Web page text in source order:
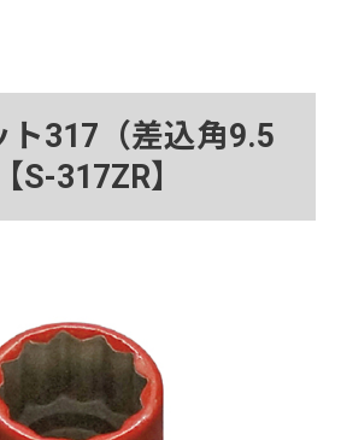
ト317（差込角9.5
S-317ZR】